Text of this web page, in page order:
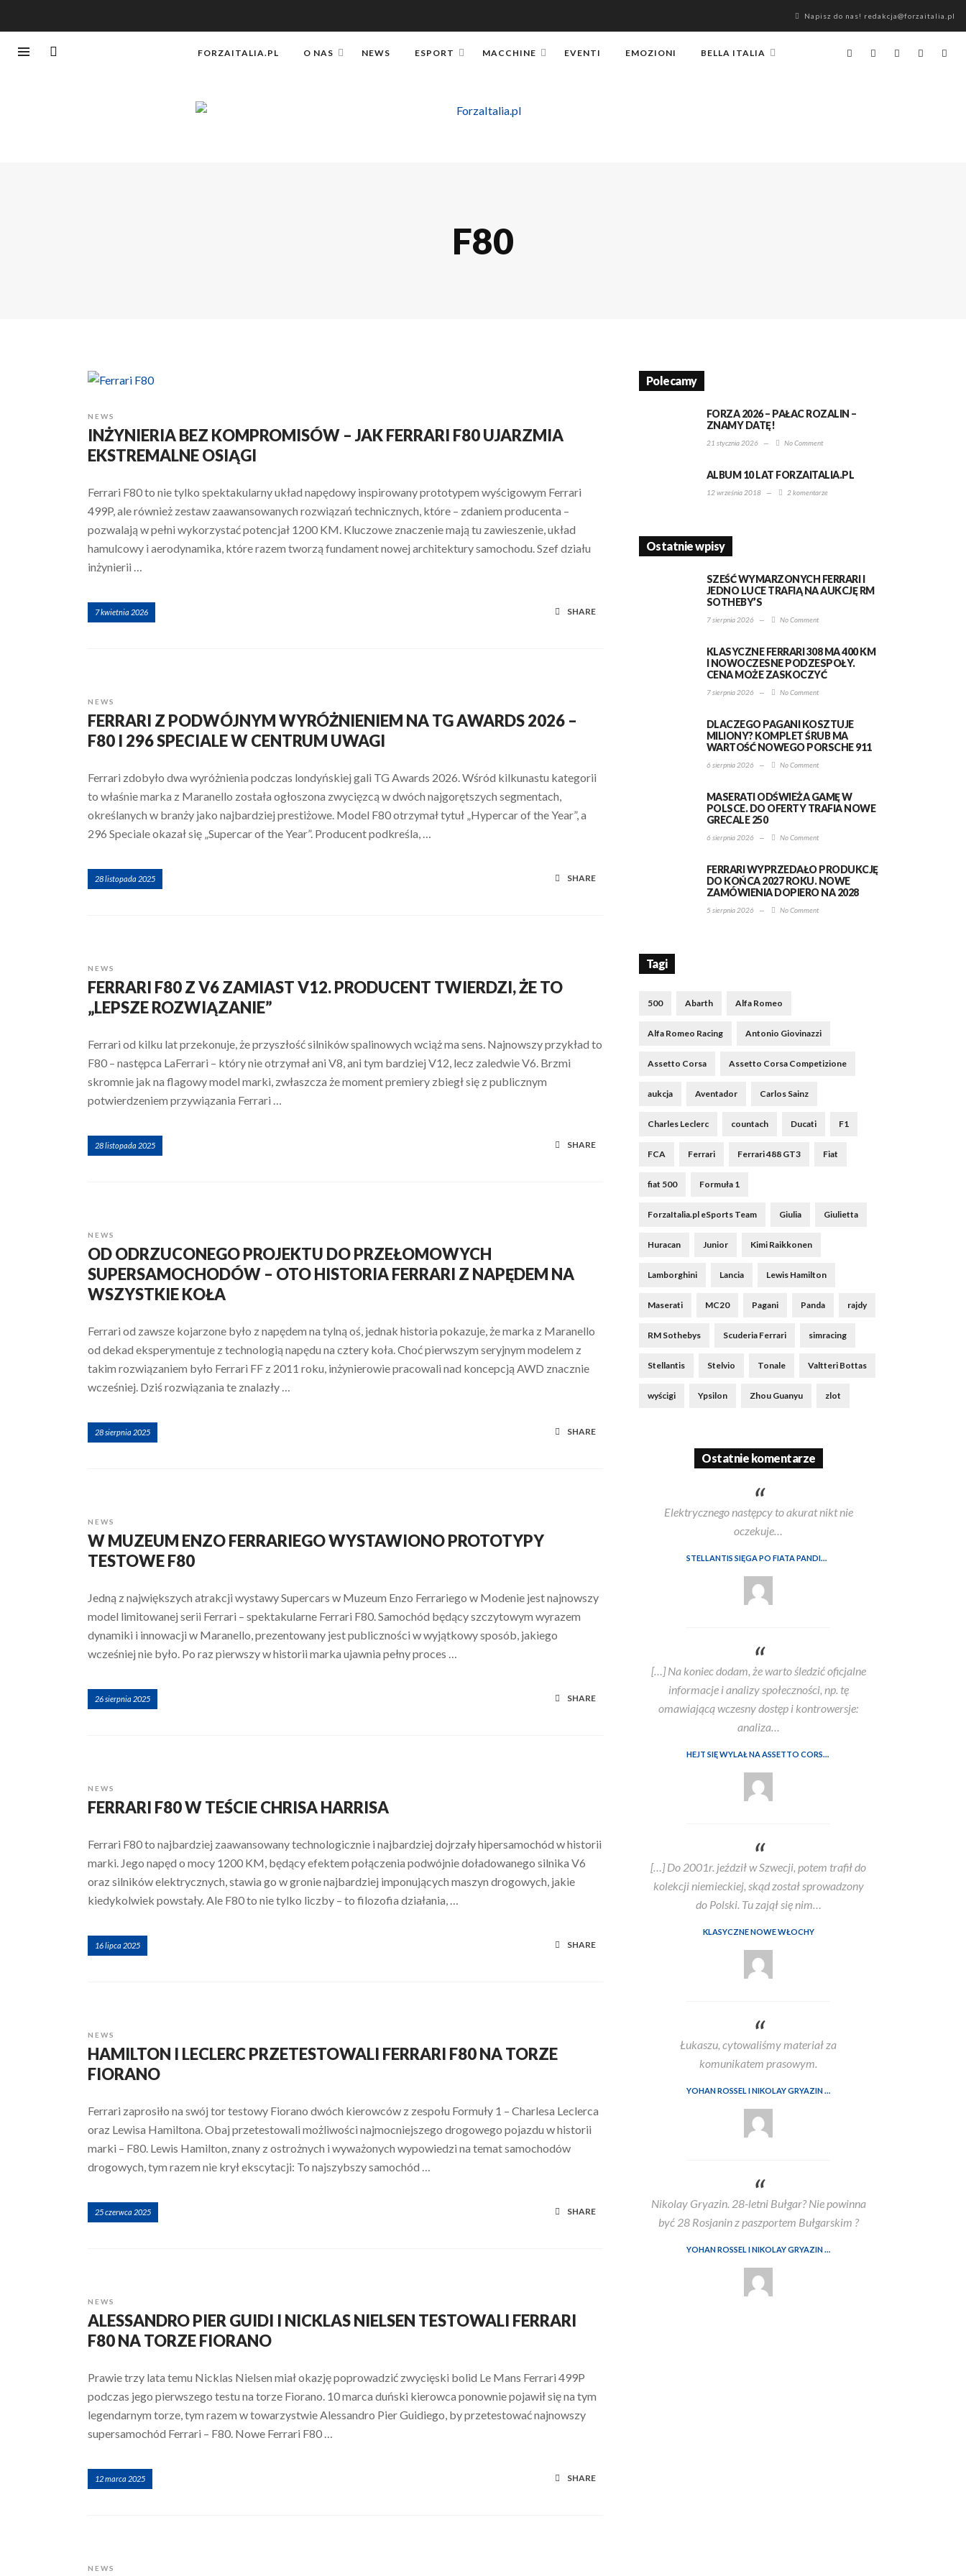
Napisz do nas! redakcja@forzaitalia.pl
FORZAITALIA.PL O NAS NEWS ESPORT MACCHINE EVENTI EMOZIONI BELLA ITALIA
F80
NEWS
INŻYNIERIA BEZ KOMPROMISÓW – JAK FERRARI F80 UJARZMIA
EKSTREMALNE OSIĄGI
Ferrari F80 to nie tylko spektakularny układ napędowy inspirowany prototypem wyścigowym Ferrari
499P, ale również zestaw zaawansowanych rozwiązań technicznych, które – zdaniem producenta –
pozwalają w pełni wykorzystać potencjał 1200 KM. Kluczowe znaczenie mają tu zawieszenie, układ
hamulcowy i aerodynamika, które razem tworzą fundament nowej architektury samochodu. Szef działu
inżynierii …
7 kwietnia 2026 SHARE
NEWS
FERRARI Z PODWÓJNYM WYRÓŻNIENIEM NA TG AWARDS 2026 –
F80 I 296 SPECIALE W CENTRUM UWAGI
Ferrari zdobyło dwa wyróżnienia podczas londyńskiej gali TG Awards 2026. Wśród kilkunastu kategorii
to właśnie marka z Maranello została ogłoszona zwycięzcą w dwóch najgorętszych segmentach,
określanych w branży jako najbardziej prestiżowe. Model F80 otrzymał tytuł „Hypercar of the Year”, a
296 Speciale okazał się „Supercar of the Year”. Producent podkreśla, …
28 listopada 2025 SHARE
NEWS
FERRARI F80 Z V6 ZAMIAST V12. PRODUCENT TWIERDZI, ŻE TO
„LEPSZE ROZWIĄZANIE”
Ferrari od kilku lat przekonuje, że przyszłość silników spalinowych wciąż ma sens. Najnowszy przykład to
F80 – następca LaFerrari – który nie otrzymał ani V8, ani tym bardziej V12, lecz zaledwie V6. Brzmi
skromnie jak na flagowy model marki, zwłaszcza że moment premiery zbiegł się z publicznym
potwierdzeniem przywiązania Ferrari …
28 listopada 2025 SHARE
NEWS
OD ODRZUCONEGO PROJEKTU DO PRZEŁOMOWYCH
SUPERSAMOCHODÓW – OTO HISTORIA FERRARI Z NAPĘDEM NA
WSZYSTKIE KOŁA
Ferrari od zawsze kojarzone było z napędem na tylną oś, jednak historia pokazuje, że marka z Maranello
od dekad eksperymentuje z technologią napędu na cztery koła. Choć pierwszym seryjnym modelem z
takim rozwiązaniem było Ferrari FF z 2011 roku, inżynierowie pracowali nad koncepcją AWD znacznie
wcześniej. Dziś rozwiązania te znalazły …
28 sierpnia 2025 SHARE
NEWS
W MUZEUM ENZO FERRARIEGO WYSTAWIONO PROTOTYPY
TESTOWE F80
Jedną z największych atrakcji wystawy Supercars w Muzeum Enzo Ferrariego w Modenie jest najnowszy
model limitowanej serii Ferrari – spektakularne Ferrari F80. Samochód będący szczytowym wyrazem
dynamiki i innowacji w Maranello, prezentowany jest publiczności w wyjątkowy sposób, jakiego
wcześniej nie było. Po raz pierwszy w historii marka ujawnia pełny proces …
26 sierpnia 2025 SHARE
NEWS
FERRARI F80 W TEŚCIE CHRISA HARRISA
Ferrari F80 to najbardziej zaawansowany technologicznie i najbardziej dojrzały hipersamochód w historii
marki. Jego napęd o mocy 1200 KM, będący efektem połączenia podwójnie doładowanego silnika V6
oraz silników elektrycznych, stawia go w gronie najbardziej imponujących maszyn drogowych, jakie
kiedykolwiek powstały. Ale F80 to nie tylko liczby – to filozofia działania, …
16 lipca 2025 SHARE
NEWS
HAMILTON I LECLERC PRZETESTOWALI FERRARI F80 NA TORZE
FIORANO
Ferrari zaprosiło na swój tor testowy Fiorano dwóch kierowców z zespołu Formuły 1 – Charlesa Leclerca
oraz Lewisa Hamiltona. Obaj przetestowali możliwości najmocniejszego drogowego pojazdu w historii
marki – F80. Lewis Hamilton, znany z ostrożnych i wyważonych wypowiedzi na temat samochodów
drogowych, tym razem nie krył ekscytacji: To najszybszy samochód …
25 czerwca 2025 SHARE
NEWS
ALESSANDRO PIER GUIDI I NICKLAS NIELSEN TESTOWALI FERRARI
F80 NA TORZE FIORANO
Prawie trzy lata temu Nicklas Nielsen miał okazję poprowadzić zwycięski bolid Le Mans Ferrari 499P
podczas jego pierwszego testu na torze Fiorano. 10 marca duński kierowca ponownie pojawił się na tym
legendarnym torze, tym razem w towarzystwie Alessandro Pier Guidiego, by przetestować najnowszy
supersamochód Ferrari – F80. Nowe Ferrari F80 …
12 marca 2025 SHARE
NEWS
Polecamy
FORZA 2026 – PAŁAC ROZALIN –
ZNAMY DATĘ!
21 stycznia 2026 — No Comment
ALBUM 10 LAT FORZAITALIA.PL
12 września 2018 — 2 komentarze
Ostatnie wpisy
SZEŚĆ WYMARZONYCH FERRARI I
JEDNO LUCE TRAFIĄ NA AUKCJĘ RM
SOTHEBY’S
7 sierpnia 2026 — No Comment
KLASYCZNE FERRARI 308 MA 400 KM
I NOWOCZESNE PODZESPOŁY.
CENA MOŻE ZASKOCZYĆ
7 sierpnia 2026 — No Comment
DLACZEGO PAGANI KOSZTUJE
MILIONY? KOMPLET ŚRUB MA
WARTOŚĆ NOWEGO PORSCHE 911
6 sierpnia 2026 — No Comment
MASERATI ODŚWIEŻA GAMĘ W
POLSCE. DO OFERTY TRAFIA NOWE
GRECALE 250
6 sierpnia 2026 — No Comment
FERRARI WYPRZEDAŁO PRODUKCJĘ
DO KOŃCA 2027 ROKU. NOWE
ZAMÓWIENIA DOPIERO NA 2028
5 sierpnia 2026 — No Comment
Tagi
500 Abarth Alfa Romeo
Alfa Romeo Racing Antonio Giovinazzi
Assetto Corsa Assetto Corsa Competizione
aukcja Aventador Carlos Sainz
Charles Leclerc countach Ducati F1
FCA Ferrari Ferrari 488 GT3 Fiat
fiat 500 Formuła 1
ForzaItalia.pl eSports Team Giulia Giulietta
Huracan Junior Kimi Raikkonen
Lamborghini Lancia Lewis Hamilton
Maserati MC20 Pagani Panda rajdy
RM Sothebys Scuderia Ferrari simracing
Stellantis Stelvio Tonale Valtteri Bottas
wyścigi Ypsilon Zhou Guanyu zlot
Ostatnie komentarze
Elektrycznego następcy to akurat nikt nie
oczekuje…
STELLANTIS SIĘGA PO FIATA PANDINĘ, BY NIE STRACIĆ MARKI AUTOBIANCHI. W TLE SPÓR Z WŁOSKIM RZĄDEM
[…] Na koniec dodam, że warto śledzić oficjalne
informacje i analizy społeczności, np. tę
omawiającą wczesny dostęp i kontrowersje:
analiza…
HEJT SIĘ WYLAŁ NA ASSETTO CORSĘ EVO WE WCZESNYM DOSTĘPIE. ALE CZY SŁUSZNIE?
[…] Do 2001r. jeździł w Szwecji, potem trafił do
kolekcji niemieckiej, skąd został sprowadzony
do Polski. Tu zajął się nim…
KLASYCZNE NOWE WŁOCHY
Łukaszu, cytowaliśmy materiał za
komunikatem prasowym.
YOHAN ROSSEL I NIKOLAY GRYAZIN TO OFICJALNI KIEROWCY LANCIA CORSE HF W WRC2 W 2026
Nikolay Gryazin. 28-letni Bułgar? Nie powinna
być 28 Rosjanin z paszportem Bułgarskim ?
YOHAN ROSSEL I NIKOLAY GRYAZIN TO OFICJALNI KIEROWCY LANCIA CORSE HF W WRC2 W 2026